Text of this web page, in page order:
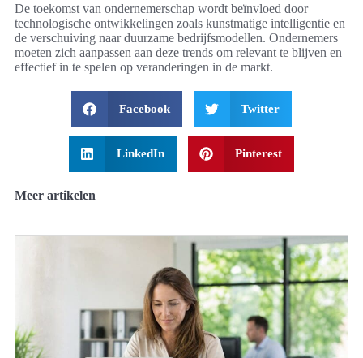
De toekomst van ondernemerschap wordt beïnvloed door
technologische ontwikkelingen zoals kunstmatige intelligentie en
de verschuiving naar duurzame bedrijfsmodellen. Ondernemers
moeten zich aanpassen aan deze trends om relevant te blijven en
effectief in te spelen op veranderingen in de markt.
Facebook Twitter
LinkedIn Pinterest
Meer artikelen